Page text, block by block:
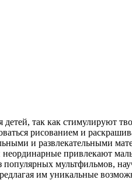
так как стимулируют
рисованием и
и развлекательными
неординарные привлекают
популярных мультфильмов,
им уникальные